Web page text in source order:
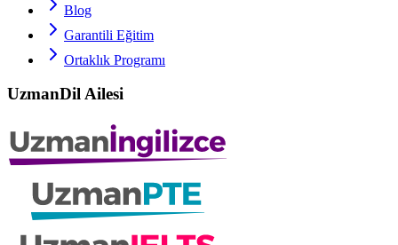
Blog
Garantili Eğitim
Ortaklık Programı
UzmanDil Ailesi